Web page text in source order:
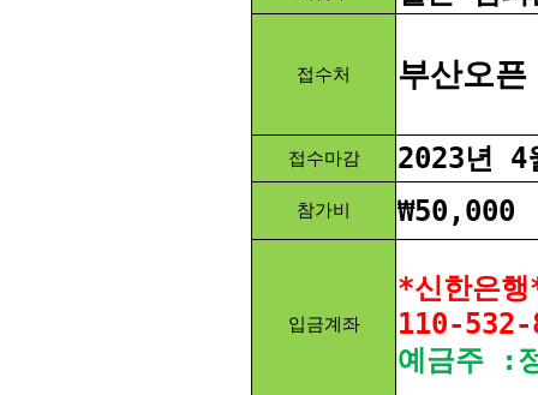
접수처 부산오
접수마감 2023년
참가비 ₩50,000
입금계좌
*신한은
110-532-
예금주 :